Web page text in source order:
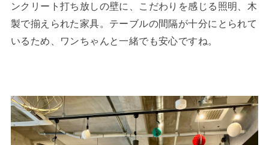
ンクリート打ち放しの壁に、こだわりを感じる照明、木
製で揃えられた家具。テーブルの間隔が十分にとられて
いるため、ワンちゃんと一緒でも安心ですね。